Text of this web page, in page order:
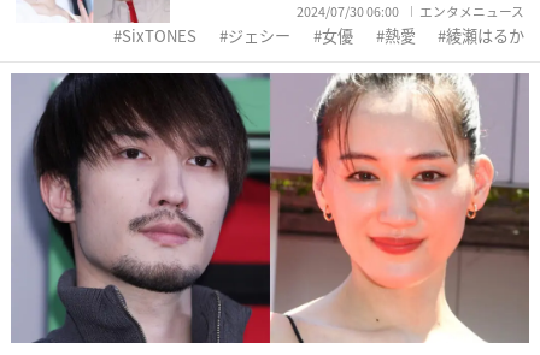
2024/07/30 06:00 エンタメニュース
SixTONES ジェシー 女優 熱愛 綾瀬はるか